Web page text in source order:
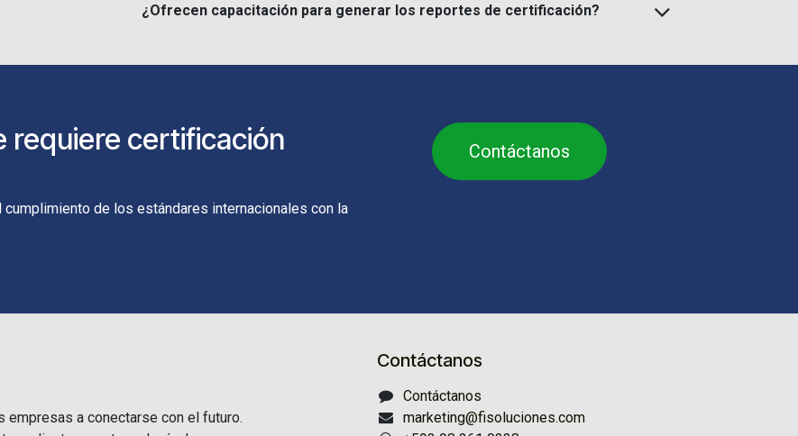
¿Ofrecen capacitación para generar los reportes de certificación?
requiere certificación
de los estándares internacionales con la
Contáctanos
empresas a conectarse con el futuro.
Contáctanos
Contáctanos
marketing@fisoluciones.com